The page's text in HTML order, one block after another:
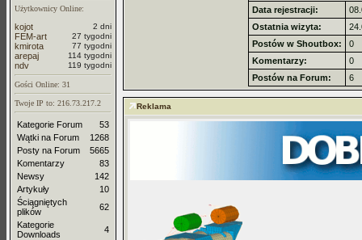
Użytkownicy Online:
kojot 2 dni
FEM-art 27 tygodni
kmirota 77 tygodni
arepaj 114 tygodni
ndv 119 tygodni
Gości Online: 31
Twoje IP to: 216.73.217.2
Kategorie Forum
53
Wątki na Forum
1268
Posty na Forum
5665
Komentarzy
83
Newsy
142
Artykuły
10
Ściągniętych
plików
62
Kategorie
Downloads
4
Data rejestracji:
Ostatnia wizyta:
Postów w Shoutbox:
0
Komentarzy:
0
Postów na Forum:
6
Reklama